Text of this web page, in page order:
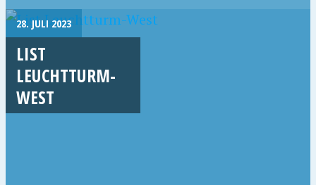
28. JULI 2023
LIST
LEUCHTTURM-
WEST